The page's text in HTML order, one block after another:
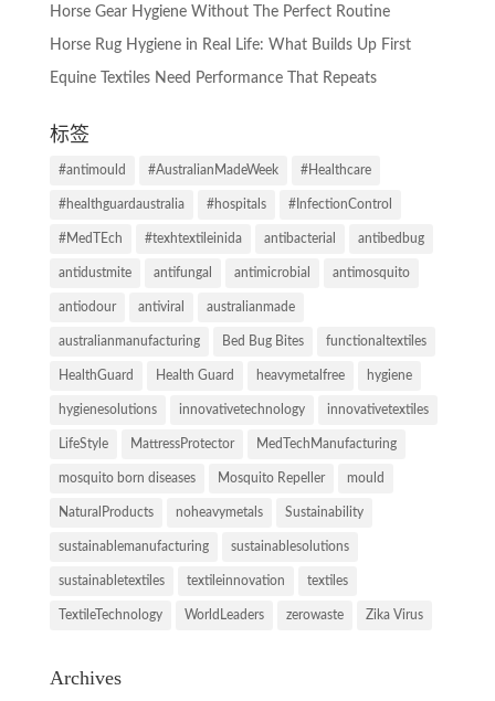
Horse Gear Hygiene Without The Perfect Routine
Horse Rug Hygiene in Real Life: What Builds Up First
Equine Textiles Need Performance That Repeats
标签
#antimould #AustralianMadeWeek #Healthcare
#healthguardaustralia #hospitals #InfectionControl
#MedTEch #texhtextileinida antibacterial antibedbug
antidustmite antifungal antimicrobial antimosquito
antiodour antiviral australianmade
australianmanufacturing Bed Bug Bites functionaltextiles
HealthGuard Health Guard heavymetalfree hygiene
hygienesolutions innovativetechnology innovativetextiles
LifeStyle MattressProtector MedTechManufacturing
mosquito born diseases Mosquito Repeller mould
NaturalProducts noheavymetals Sustainability
sustainablemanufacturing sustainablesolutions
sustainabletextiles textileinnovation textiles
TextileTechnology WorldLeaders zerowaste Zika Virus
Archives